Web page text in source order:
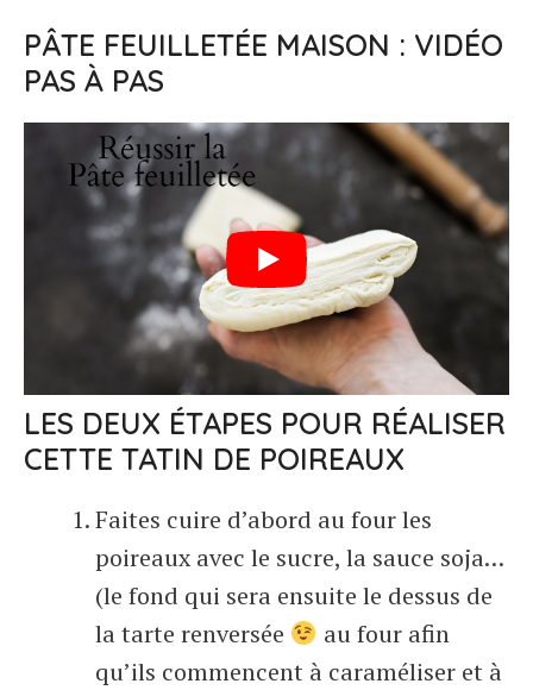
PÂTE FEUILLETÉE MAISON : VIDÉO
PAS À PAS
LES DEUX ÉTAPES POUR RÉALISER
CETTE TATIN DE POIREAUX
Faites cuire d’abord au four les
poireaux avec le sucre, la sauce soja…
(le fond qui sera ensuite le dessus de
la tarte renversée
au four afin
qu’ils commencent à caraméliser et à